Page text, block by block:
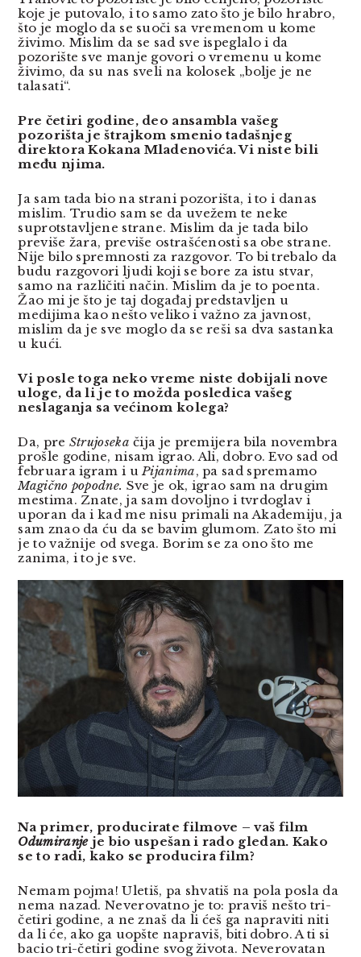
koje je putovalo, i to samo zato što je bilo hrabro,
što je moglo da se suoči sa vremenom u kome
živimo. Mislim da se sad sve ispeglalo i da
pozorište sve manje govori o vremenu u kome
živimo, da su nas sveli na kolosek „bolje je ne
talasati“.
Pre četiri godine, deo ansambla vašeg
pozorišta je štrajkom smenio tadašnjeg
direktora Kokana Mladenovića. Vi niste bili
među njima.
Ja sam tada bio na strani pozorišta, i to i danas
mislim. Trudio sam se da uvežem te neke
suprotstavljene strane. Mislim da je tada bilo
previše žara, previše ostrašćenosti sa obe strane.
Nije bilo spremnosti za razgovor. To bi trebalo da
budu razgovori ljudi koji se bore za istu stvar,
samo na različiti način. Mislim da je to poenta.
Žao mi je što je taj događaj predstavljen u
medijima kao nešto veliko i važno za javnost,
mislim da je sve moglo da se reši sa dva sastanka
u kući.
Vi posle toga neko vreme niste dobijali nove
uloge, da li je to možda posledica vašeg
neslaganja sa većinom kolega?
Da, pre Strujosekačija je premijera bila novembra
prošle godine, nisam igrao. Ali, dobro. Evo sad od
februara igram i uPijanima, pa sad spremamo
Magično popodne. Sve je ok, igrao sam na drugim
mestima. Znate, ja sam dovoljno i tvrdoglav i
uporan da i kad me nisu primali na Akademiju, ja
sam znao da ću da se bavim glumom. Zato što mi
je to važnije od svega. Borim se za ono što me
zanima, i to je sve.
Na primer, producirate filmove – vaš film
Odumiranjeje bio uspešan i rado gledan. Kako
se to radi, kako se producira film?
Nemam pojma! Uletiš, pa shvatiš na pola posla da
nema nazad. Neverovatno je to: praviš nešto tri-
četiri godine, a ne znaš da li ćeš ga napraviti niti
da li će, ako ga uopšte napraviš, biti dobro. A ti si
bacio tri-četiri godine svog života. Neverovatan